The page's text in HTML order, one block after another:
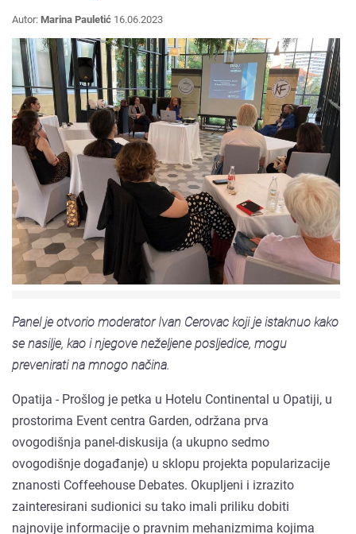
Autor: Marina Pauletić 16.06.2023
Panel je otvorio moderator Ivan Cerovac koji je istaknuo kako
se nasilje, kao i njegove neželjene posljedice, mogu
prevenirati na mnogo načina.
Opatija - Prošlog je petka u Hotelu Continental u Opatiji, u
prostorima Event centra Garden, održana prva
ovogodišnja panel-diskusija (a ukupno sedmo
ovogodišnje događanje) u sklopu projekta popularizacije
znanosti Coffeehouse Debates. Okupljeni i izrazito
zainteresirani sudionici su tako imali priliku dobiti
najnovije informacije o pravnim mehanizmima kojima